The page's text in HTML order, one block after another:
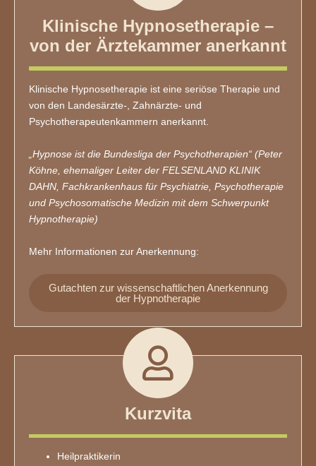
Klinische Hypnosetherapie –
von der Ärztekammer anerkannt
Klinische Hypnosetherapie ist eine seriöse Therapie und
von den Landesärzte-, Zahnärzte- und
Psychotherapeutenkammern anerkannt.
„Hypnose ist die Bundesliga der Psychotherapien“ (Peter
Köhne, ehemaliger Leiter der FELSENLAND KLINIK
DAHN, Fachkrankenhaus für Psychiatrie, Psychotherapie
und Psychosomatische Medizin mit dem Schwerpunkt
Hypnotherapie)
Mehr Informationen zur Anerkennung:
Gutachten zur wissenschaftlichen Anerkennung
der Hypnotherapie
Kurzvita
Heilpraktikerin